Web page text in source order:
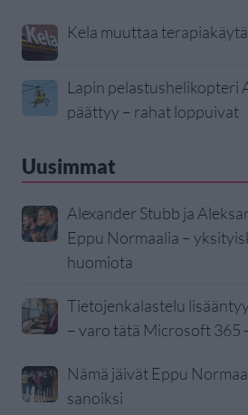
Kela muuttaa
Lapin pelastushelikopteri
päättyy – rahat loppuivat
Uusimmat
Alexander Stubb ja
Eppu Normaalia –
huomiota
Tietojenkalastelu
– varo tätä Microsoft 365
Nämä jäivät Eppu
sanoiksi